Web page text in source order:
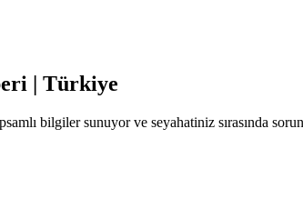
| Türkiye
bilgiler sunuyor ve seyahatiniz sırasında